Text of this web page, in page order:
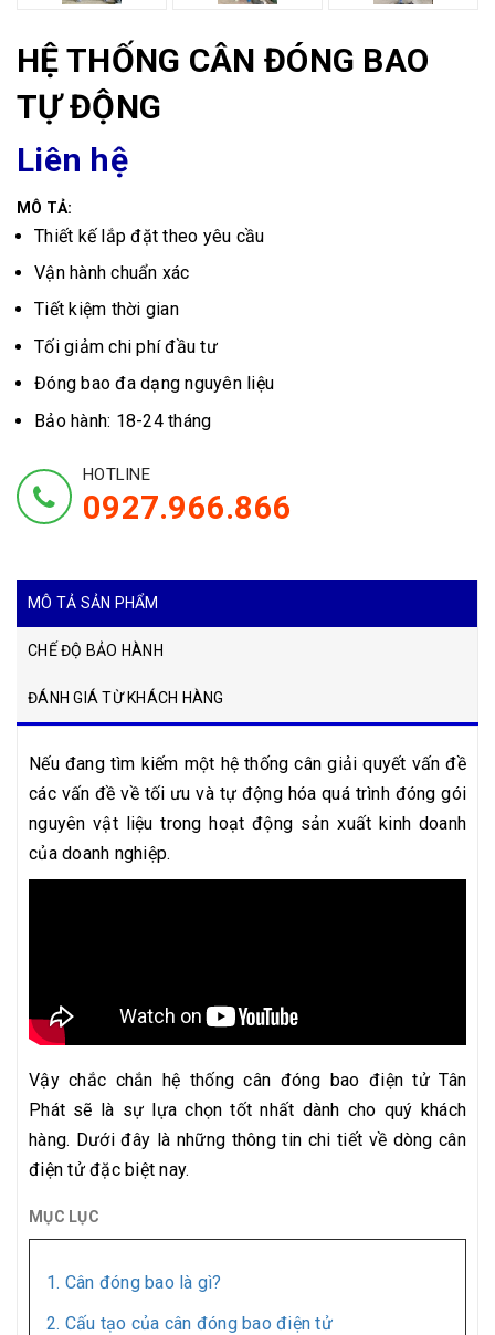
HỆ THỐNG CÂN ĐÓNG BAO
TỰ ĐỘNG
Liên hệ
MÔ TẢ:
Thiết kế lắp đặt theo yêu cầu
Vận hành chuẩn xác
Tiết kiệm thời gian
Tối giảm chi phí đầu tư
Đóng bao đa dạng nguyên liệu
Bảo hành: 18-24 tháng
HOTLINE
0927.966.866
MÔ TẢ SẢN PHẨM
CHẾ ĐỘ BẢO HÀNH
ĐÁNH GIÁ TỪ KHÁCH HÀNG
Nếu đang tìm kiếm một hệ thống cân giải quyết vấn đề
các vấn đề về tối ưu và tự động hóa quá trình đóng gói
nguyên vật liệu trong hoạt động sản xuất kinh doanh
của doanh nghiệp.
Vậy chắc chắn hệ thống cân đóng bao điện tử Tân
Phát sẽ là sự lựa chọn tốt nhất dành cho quý khách
hàng. Dưới đây là những thông tin chi tiết về dòng cân
điện tử đặc biệt nay.
MỤC LỤC
1. Cân đóng bao là gì?
2. Cấu tạo của cân đóng bao điện tử